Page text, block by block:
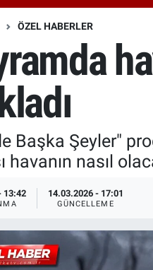
ÖZEL HABERLER
Başka Şeyler"
havanın nasıl
13:42 14.03.2026 - 17:01
GÜNCELLEME